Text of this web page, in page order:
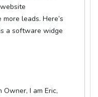
leads. Here’s
a software widge
I am Eric,